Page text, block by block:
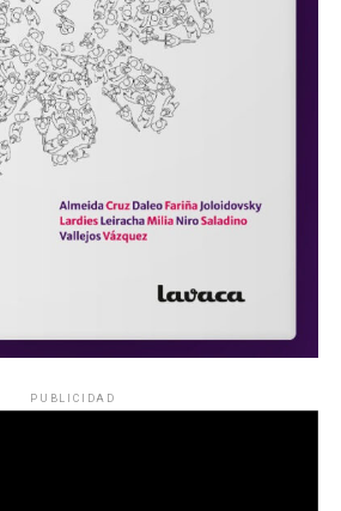
PUBLICIDAD